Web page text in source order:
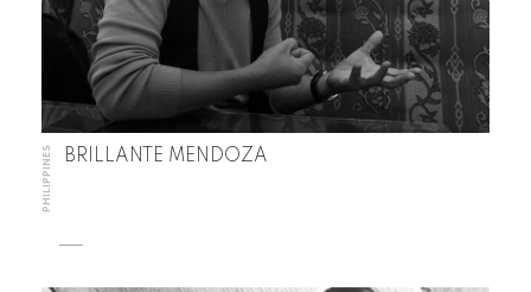
PHILIPPINES BRILLANTE MENDOZA